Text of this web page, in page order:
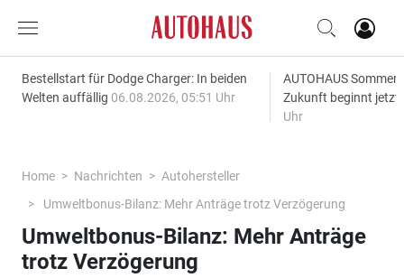
Bestellstart für Dodge Charger: In beiden
Welten auffällig 06.08.2026, 05:51 Uhr
AUTOHAUS
Zukunft beginnt jetzt
Uhr
Home Nachrichten
Autohersteller
Umweltbonus-Bilanz: Mehr Anträge trotz Verzögerung
Umweltbonus-Bilanz: Mehr Anträge
trotz Verzögerung